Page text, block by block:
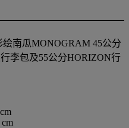
南瓜MONOGRAM 45公分
李包及55公分HORIZON行